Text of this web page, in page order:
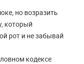
но возразить
который
рот и не забывай
кодексе